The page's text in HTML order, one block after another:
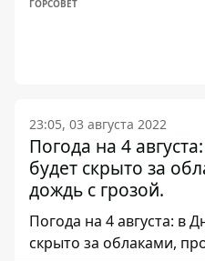
ГОРСОВЕТ
23:05, 03 августа 2022
Погода на 4
будет скрыто за
дождь с грозой.
Погода на 4 августа: в
скрыто за облаками,